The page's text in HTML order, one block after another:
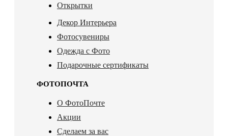
Открытки
Декор Интерьера
Фотосувениры
Одежда с Фото
Подарочные сертификаты
ФОТОПОЧТА
О ФотоПочте
Акции
Сделаем за вас